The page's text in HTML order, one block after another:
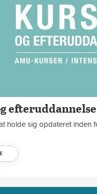
efteruddannelse
holde sig opdateret inden